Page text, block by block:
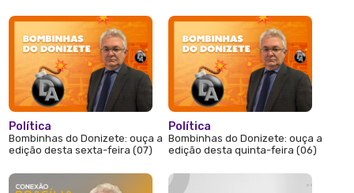
Política
Bombinhas do Donizete: ouça a
edição desta sexta-feira (07)
Política
Bombinhas do Donizete: ouça a
edição desta quinta-feira (06)